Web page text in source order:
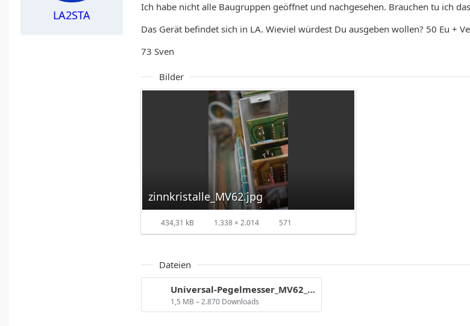
LA2STA
Ich habe nicht alle Baugruppen geöffnet und nachgesehen. Brauchen tu ich
Das Gerät befindet sich in LA. Wieviel würdest Du ausgeben wollen? 50 Eu +
73 Sven
Bilder
zinnkristalle_MV62.jpg
434,31 kB 1.338 × 2.014 571
Dateien
Universal-Pegelmesser_MV62_Beschreibung_und_Bedienungsanleitung.pdf
1,5 MB – 2.870 Downloads